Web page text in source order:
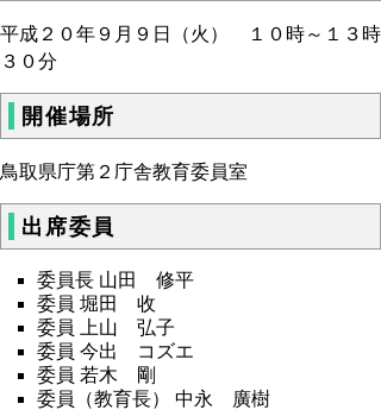
平成２０年９月９日（火） １０時～１３時
３０分
開催場所
鳥取県庁第２庁舎教育委員室
出席委員
委員長 山田 修平
委員 堀田 收
委員 上山 弘子
委員 今出 コズエ
委員 若木 剛
委員（教育長） 中永 廣樹